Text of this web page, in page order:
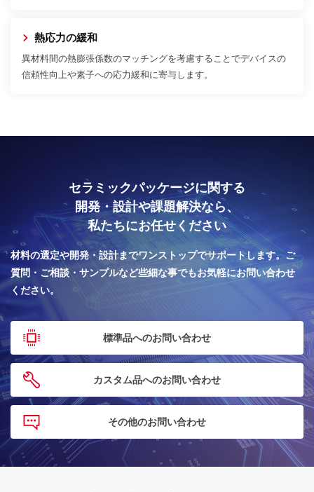
熱応力の緩和
異材料間の熱膨張係数のマッチングを考慮することでデバイスの
信頼性向上や素子への応力緩和に寄与します。
セラミックパッケージに関する
開発・設計や課題解決なら、
私たちにお任せください
材料の選定や開発・設計までワンストップでサポートします。ご
質問・ご相談・サンプルなど些細な事でもお気軽にお問い合わせ
ください。
標準品へのお問い合わせ
カスタム品へのお問い合わせ
その他のお問い合わせ